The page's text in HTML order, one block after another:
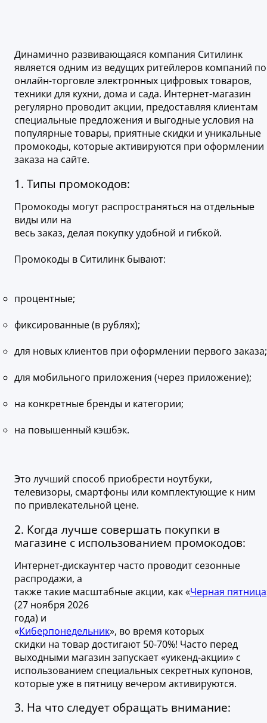
Динамично развивающаяся компания Ситилинк
является одним из ведущих ритейлеров компаний по
онлайн-торговле электронных цифровых товаров,
техники для кухни, дома и сада. Интернет-магазин
регулярно проводит акции, предоставляя клиентам
специальные предложения и выгодные условия на
популярные товары, приятные скидки и уникальные
промокоды, которые активируются при оформлении
заказа на сайте.
1. Типы промокодов:
Промокоды могут распространяться на отдельные
виды или на
весь заказ, делая покупку удобной и гибкой.
Промокоды в Ситилинк бывают:
процентные;
фиксированные (в рублях);
для новых клиентов при оформлении первого заказа;
для мобильного приложения (через приложение);
на конкретные бренды и категории;
на повышенный кэшбэк.
Это лучший способ приобрести ноутбуки,
телевизоры, смартфоны или комплектующие к ним
по привлекательной цене.
2. Когда лучше совершать покупки в
магазине с использованием промокодов:
Интернет-дискаунтер часто проводит сезонные
распродажи, а
также такие масштабные акции, как «Черная пятница
(27 ноября 2026
года) и
«Киберпонедельник», во время которых
скидки на товар достигают 50-70%! Часто перед
выходными магазин запускает «уикенд-акции» с
использованием специальных секретных купонов,
которые уже в пятницу вечером активируются.
3. На что следует обращать внимание: